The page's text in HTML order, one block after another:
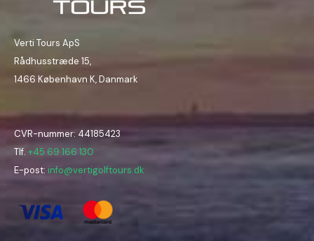
Verti Tours ApS
Rådhusstræde 15,
1466 København K, Danmark
CVR-nummer: 44185423
Tlf. +45 69 166 130
E-post: info@vertigolftours.dk